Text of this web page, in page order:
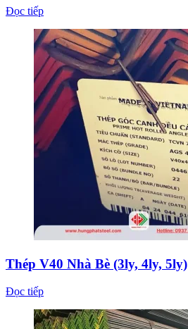
Đọc tiếp
Thép V40 Nhà Bè (3ly, 4ly, 5ly)
Đọc tiếp